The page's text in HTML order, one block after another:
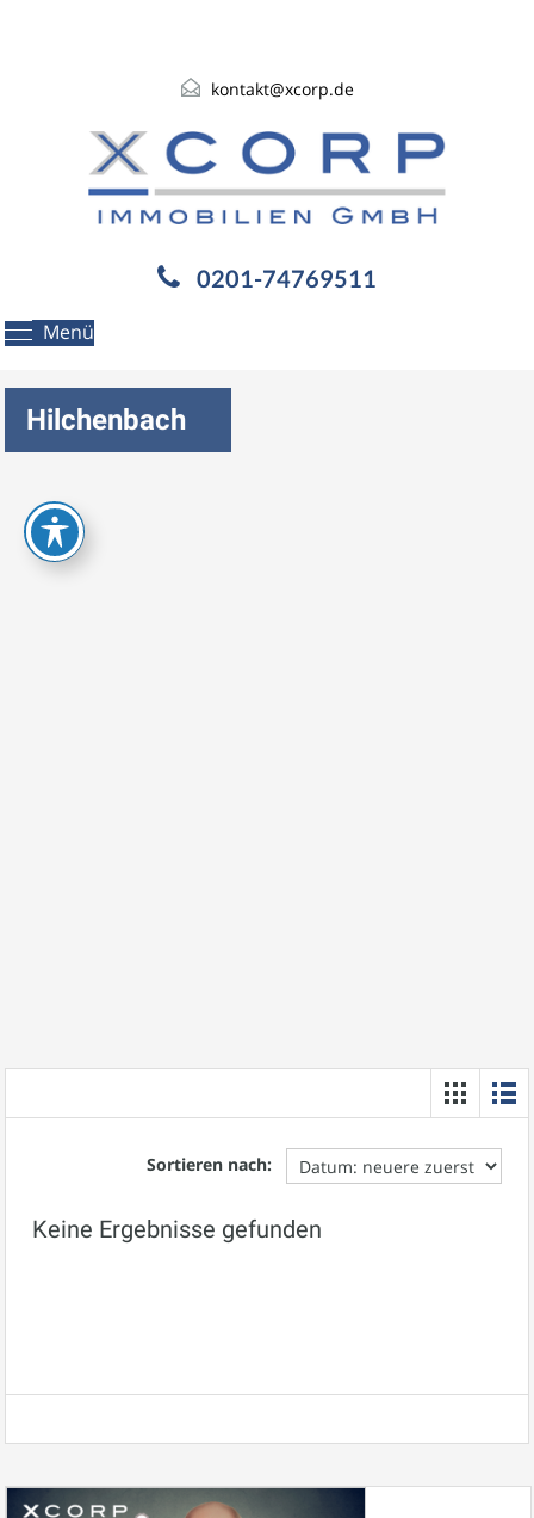
kontakt@xcorp.de
Menü
0201-74769511
Hilchenbach
Sortieren nach:
Keine Ergebnisse gefunden